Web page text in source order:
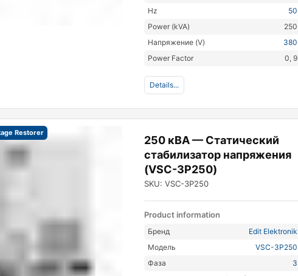
Hz
50
Power (kVA)
250
Напряжение (V)
380
Power Factor
0, 9
Details...
Restorer
250 кВА — Статический
стабилизатор напряжения
(VSC-3P250)
SKU: VSC-3P250
Product information
Бренд
Edit Elektronik
Модель
VSC-3P250
Фаза
3